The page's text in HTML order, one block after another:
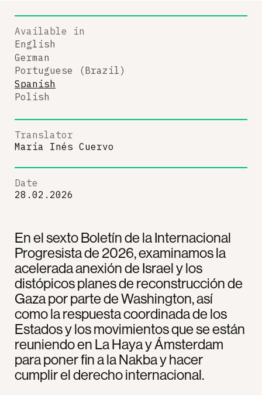
En el sexto Boletín de la Internacional
Progresista de 2026, examinamos la
acelerada anexión de Israel y los
distópicos planes de reconstrucción de
Gaza por parte de Washington, así
como la respuesta coordinada de los
Estados y los movimientos que se están
reuniendo en La Haya y Ámsterdam
para poner fin a la Nakba y hacer
cumplir el derecho internacional.
Available in
English
German
Portuguese (Brazil)
Spanish
Polish
Translator
Maria Inés Cuervo
Date
28.02.2026